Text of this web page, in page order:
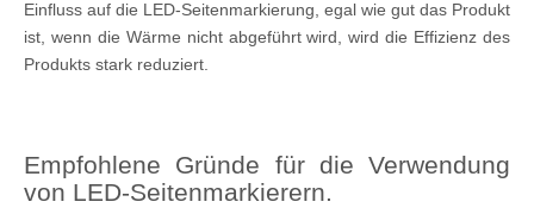
Einfluss auf die LED-Seitenmarkierung, egal wie gut das Produkt
ist, wenn die Wärme nicht abgeführt wird, wird die Effizienz des
Produkts stark reduziert.
Empfohlene Gründe für die Verwendung
von LED-Seitenmarkierern.